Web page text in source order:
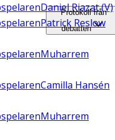
Daniel Riazat (V)
Patrick Reslow
Muharrem
Camilla Hansén
Muharrem
Protokoll från
debatten